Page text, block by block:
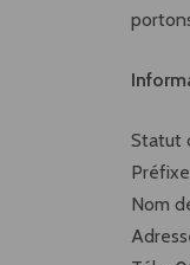
Statut
Nom